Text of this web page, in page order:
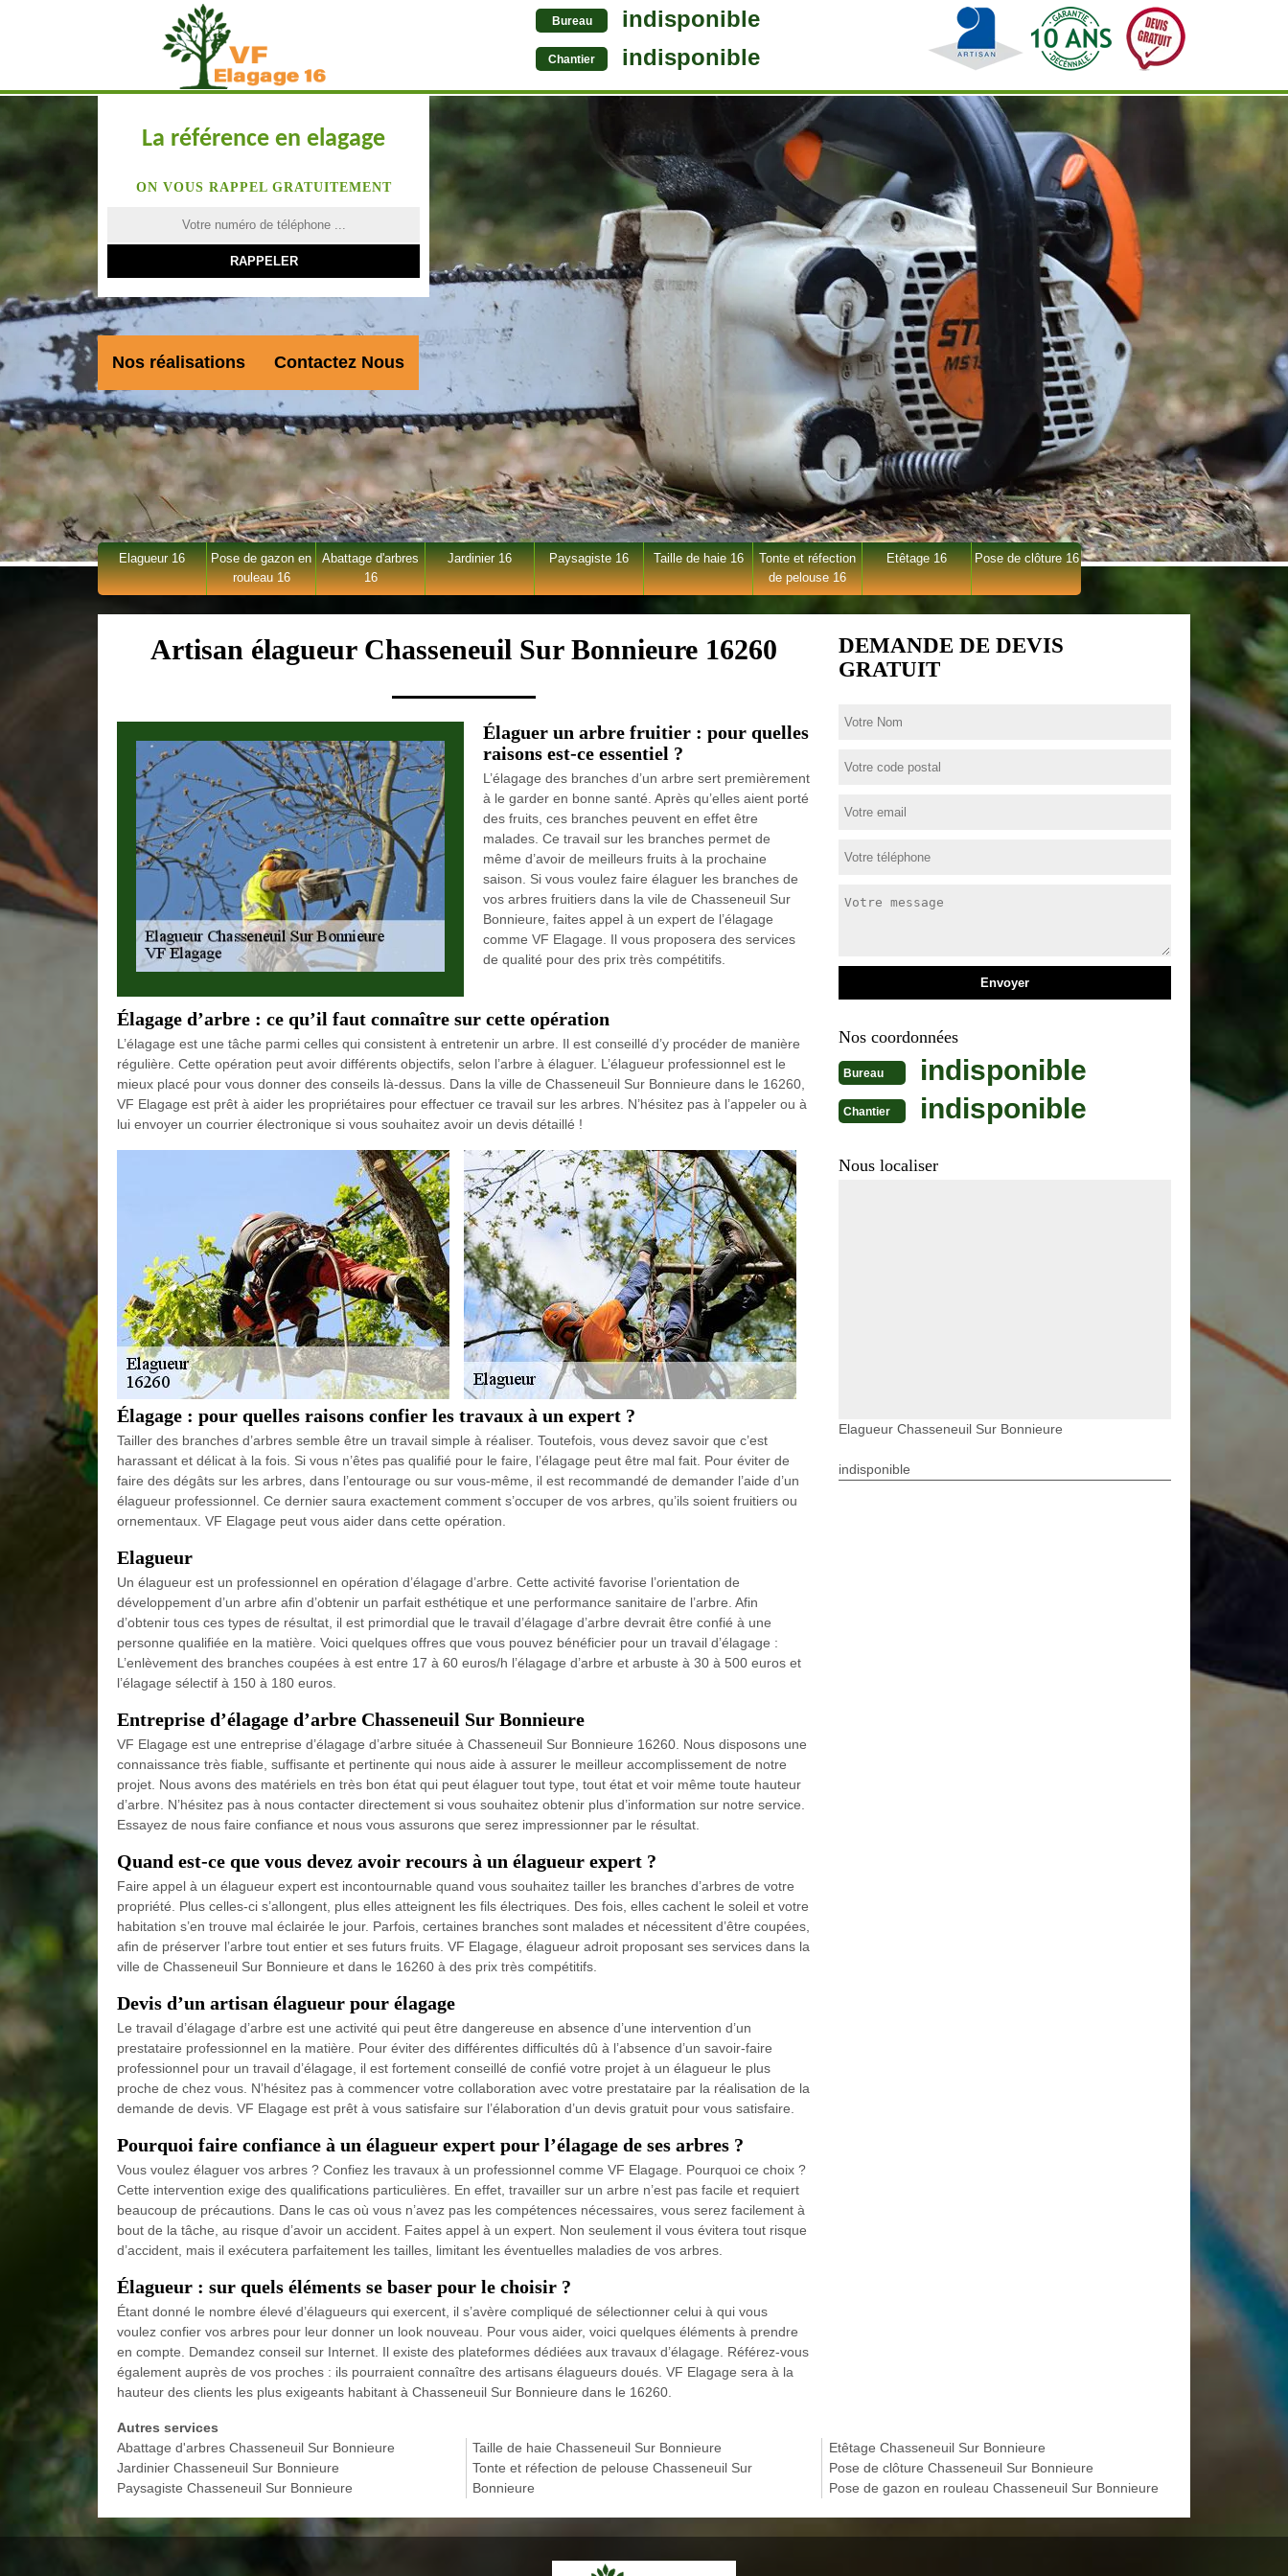
Bureau indisponible
Chantier indisponible
La référence en elagage
ON VOUS RAPPEL GRATUITEMENT
Nos réalisations Contactez Nous
Elagueur 16
Pose de gazon en
rouleau 16
Abattage d'arbres
16
Jardinier 16 Paysagiste 16 Taille de haie 16
Tonte et réfection
de pelouse 16
Etêtage 16 Pose de clôture 16
Artisan élagueur Chasseneuil Sur Bonnieure 16260
Élaguer un arbre fruitier : pour quelles
raisons est-ce essentiel ?
L’élagage des branches d’un arbre sert premièrement
à le garder en bonne santé. Après qu’elles aient porté
des fruits, ces branches peuvent en effet être
malades. Ce travail sur les branches permet de
même d’avoir de meilleurs fruits à la prochaine
saison. Si vous voulez faire élaguer les branches de
vos arbres fruitiers dans la vile de Chasseneuil Sur
Bonnieure, faites appel à un expert de l’élagage
comme VF Elagage. Il vous proposera des services
de qualité pour des prix très compétitifs.
Élagage d’arbre : ce qu’il faut connaître sur cette opération
L’élagage est une tâche parmi celles qui consistent à entretenir un arbre. Il est conseillé d’y procéder de manière
régulière. Cette opération peut avoir différents objectifs, selon l’arbre à élaguer. L’élagueur professionnel est le
mieux placé pour vous donner des conseils là-dessus. Dans la ville de Chasseneuil Sur Bonnieure dans le 16260,
VF Elagage est prêt à aider les propriétaires pour effectuer ce travail sur les arbres. N’hésitez pas à l’appeler ou à
lui envoyer un courrier électronique si vous souhaitez avoir un devis détaillé !
Élagage : pour quelles raisons confier les travaux à un expert ?
Tailler des branches d’arbres semble être un travail simple à réaliser. Toutefois, vous devez savoir que c’est
harassant et délicat à la fois. Si vous n’êtes pas qualifié pour le faire, l’élagage peut être mal fait. Pour éviter de
faire des dégâts sur les arbres, dans l’entourage ou sur vous-même, il est recommandé de demander l’aide d’un
élagueur professionnel. Ce dernier saura exactement comment s’occuper de vos arbres, qu’ils soient fruitiers ou
ornementaux. VF Elagage peut vous aider dans cette opération.
Elagueur
Un élagueur est un professionnel en opération d’élagage d’arbre. Cette activité favorise l’orientation de
développement d’un arbre afin d’obtenir un parfait esthétique et une performance sanitaire de l’arbre. Afin
d’obtenir tous ces types de résultat, il est primordial que le travail d’élagage d’arbre devrait être confié à une
personne qualifiée en la matière. Voici quelques offres que vous pouvez bénéficier pour un travail d’élagage :
L’enlèvement des branches coupées à est entre 17 à 60 euros/h l’élagage d’arbre et arbuste à 30 à 500 euros et
l’élagage sélectif à 150 à 180 euros.
Entreprise d’élagage d’arbre Chasseneuil Sur Bonnieure
VF Elagage est une entreprise d’élagage d’arbre située à Chasseneuil Sur Bonnieure 16260. Nous disposons une
connaissance très fiable, suffisante et pertinente qui nous aide à assurer le meilleur accomplissement de notre
projet. Nous avons des matériels en très bon état qui peut élaguer tout type, tout état et voir même toute hauteur
d’arbre. N’hésitez pas à nous contacter directement si vous souhaitez obtenir plus d’information sur notre service.
Essayez de nous faire confiance et nous vous assurons que serez impressionner par le résultat.
Quand est-ce que vous devez avoir recours à un élagueur expert ?
Faire appel à un élagueur expert est incontournable quand vous souhaitez tailler les branches d’arbres de votre
propriété. Plus celles-ci s’allongent, plus elles atteignent les fils électriques. Des fois, elles cachent le soleil et votre
habitation s’en trouve mal éclairée le jour. Parfois, certaines branches sont malades et nécessitent d’être coupées,
afin de préserver l’arbre tout entier et ses futurs fruits. VF Elagage, élagueur adroit proposant ses services dans la
ville de Chasseneuil Sur Bonnieure et dans le 16260 à des prix très compétitifs.
Devis d’un artisan élagueur pour élagage
Le travail d’élagage d’arbre est une activité qui peut être dangereuse en absence d’une intervention d’un
prestataire professionnel en la matière. Pour éviter des différentes difficultés dû à l’absence d’un savoir-faire
professionnel pour un travail d’élagage, il est fortement conseillé de confié votre projet à un élagueur le plus
proche de chez vous. N’hésitez pas à commencer votre collaboration avec votre prestataire par la réalisation de la
demande de devis. VF Elagage est prêt à vous satisfaire sur l’élaboration d’un devis gratuit pour vous satisfaire.
Pourquoi faire confiance à un élagueur expert pour l’élagage de ses arbres ?
Vous voulez élaguer vos arbres ? Confiez les travaux à un professionnel comme VF Elagage. Pourquoi ce choix ?
Cette intervention exige des qualifications particulières. En effet, travailler sur un arbre n’est pas facile et requiert
beaucoup de précautions. Dans le cas où vous n’avez pas les compétences nécessaires, vous serez facilement à
bout de la tâche, au risque d’avoir un accident. Faites appel à un expert. Non seulement il vous évitera tout risque
d’accident, mais il exécutera parfaitement les tailles, limitant les éventuelles maladies de vos arbres.
Élagueur : sur quels éléments se baser pour le choisir ?
Étant donné le nombre élevé d’élagueurs qui exercent, il s’avère compliqué de sélectionner celui à qui vous
voulez confier vos arbres pour leur donner un look nouveau. Pour vous aider, voici quelques éléments à prendre
en compte. Demandez conseil sur Internet. Il existe des plateformes dédiées aux travaux d’élagage. Référez-vous
également auprès de vos proches : ils pourraient connaître des artisans élagueurs doués. VF Elagage sera à la
hauteur des clients les plus exigeants habitant à Chasseneuil Sur Bonnieure dans le 16260.
DEMANDE DE DEVIS
GRATUIT
Nos coordonnées
Bureau indisponible
Chantier indisponible
Nous localiser
Elagueur Chasseneuil Sur Bonnieure
indisponible
Autres services
Abattage d'arbres Chasseneuil Sur Bonnieure
Jardinier Chasseneuil Sur Bonnieure
Paysagiste Chasseneuil Sur Bonnieure
Taille de haie Chasseneuil Sur Bonnieure
Tonte et réfection de pelouse Chasseneuil Sur
Bonnieure
Etêtage Chasseneuil Sur Bonnieure
Pose de clôture Chasseneuil Sur Bonnieure
Pose de gazon en rouleau Chasseneuil Sur Bonnieure